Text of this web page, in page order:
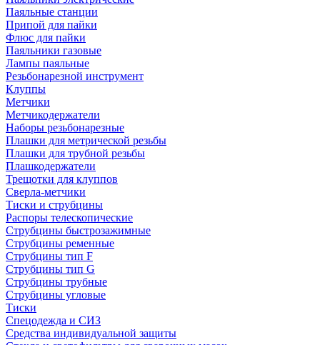
Паяльные станции
Припой для пайки
Флюс для пайки
Паяльники газовые
Лампы паяльные
Резьбонарезной инструмент
Клуппы
Метчики
Метчикодержатели
Наборы резьбонарезные
Плашки для метрической резьбы
Плашки для трубной резьбы
Плашкодержатели
Трещотки для клуппов
Сверла-метчики
Тиски и струбцины
Распоры телескопические
Струбцины быстрозажимные
Струбцины ременные
Струбцины тип F
Струбцины тип G
Струбцины трубные
Струбцины угловые
Тиски
Спецодежда и СИЗ
Средства индивидуальной защиты